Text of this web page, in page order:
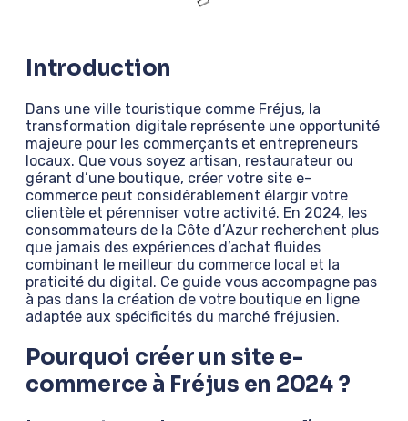
Introduction
Dans une ville touristique comme Fréjus, la
transformation digitale représente une opportunité
majeure pour les commerçants et entrepreneurs
locaux. Que vous soyez artisan, restaurateur ou
gérant d’une boutique, créer votre site e-
commerce peut considérablement élargir votre
clientèle et pérenniser votre activité. En 2024, les
consommateurs de la Côte d’Azur recherchent plus
que jamais des expériences d’achat fluides
combinant le meilleur du commerce local et la
praticité du digital. Ce guide vous accompagne pas
à pas dans la création de votre boutique en ligne
adaptée aux spécificités du marché fréjusien.
Pourquoi créer un site e-
commerce à Fréjus en 2024 ?